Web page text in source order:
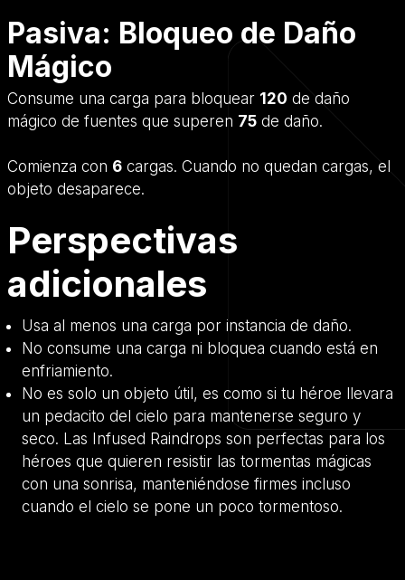
Pasiva: Bloqueo de Daño
Mágico
Consume una carga para bloquear 120 de daño
mágico de fuentes que superen 75 de daño.
Comienza con 6 cargas. Cuando no quedan cargas, el
objeto desaparece.
Perspectivas
adicionales
Usa al menos una carga por instancia de daño.
No consume una carga ni bloquea cuando está en
enfriamiento.
No es solo un objeto útil, es como si tu héroe llevara
un pedacito del cielo para mantenerse seguro y
seco. Las Infused Raindrops son perfectas para los
héroes que quieren resistir las tormentas mágicas
con una sonrisa, manteniéndose firmes incluso
cuando el cielo se pone un poco tormentoso.